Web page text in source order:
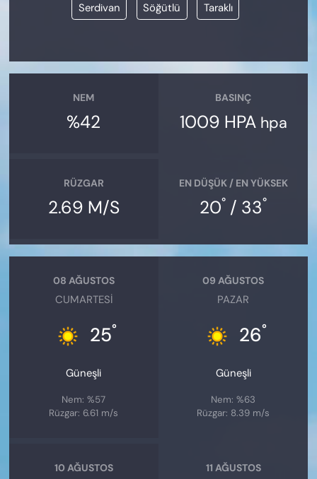
Serdivan Söğütlü Taraklı
NEM
%42
BASINÇ
1009 HPA hpa
RÜZGAR
2.69 M/S
EN DÜŞÜK / EN YÜKSEK
20° / 33°
08 AĞUSTOS
CUMARTESI
25°
Güneşli
Nem: %57
Rüzgar: 6.61 m/s
09 AĞUSTOS
PAZAR
26°
Güneşli
Nem: %63
Rüzgar: 8.39 m/s
10 AĞUSTOS 11 AĞUSTOS